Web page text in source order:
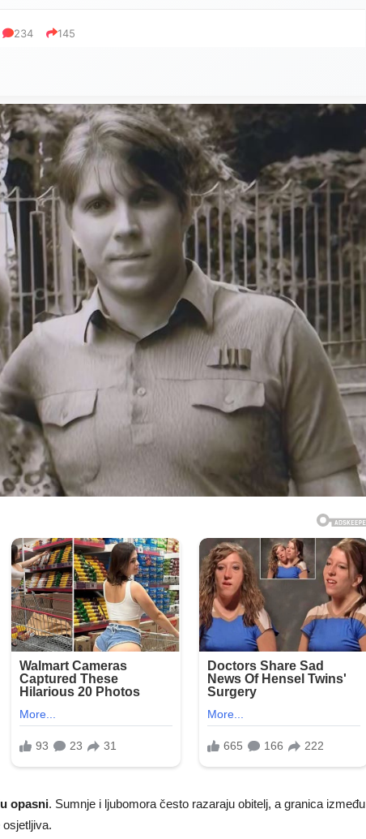
234 145
opasni. Sumnje i ljubomora često razaraju obitelj, a granica između